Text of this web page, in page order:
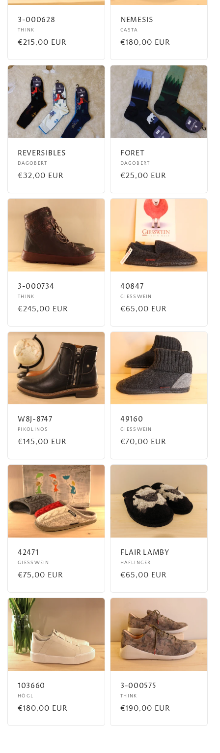
3-000628
Fournisseur :
THINK
Prix
€215,00 EUR
NEMESIS
Fournisseur :
CASTA
Prix
€180,00 EUR
REVERSIBLES
Fournisseur :
DAGOBERT
Prix
€32,00 EUR
FORET
Fournisseur :
DAGOBERT
Prix
€25,00 EUR
3-000734
Fournisseur :
THINK
Prix
€245,00 EUR
40847
Fournisseur :
GIESSWEIN
Prix
€65,00 EUR
W8J-8747
Fournisseur :
PIKOLINOS
Prix
€145,00 EUR
49160
Fournisseur :
GIESSWEIN
Prix
€70,00 EUR
42471
Fournisseur :
GIESSWEIN
Prix
€75,00 EUR
FLAIR LAMBY
Fournisseur :
HAFLINGER
Prix
€65,00 EUR
103660
Fournisseur :
HÖGL
Prix
€180,00 EUR
3-000575
Fournisseur :
THINK
Prix
€190,00 EUR